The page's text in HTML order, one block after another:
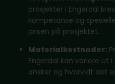
prosjekter i Engerdal
kompetanse og
prisen på prosjektet.
Materialkostnader:
Engerdal kan variere ut
ønsker og hvorvidt det